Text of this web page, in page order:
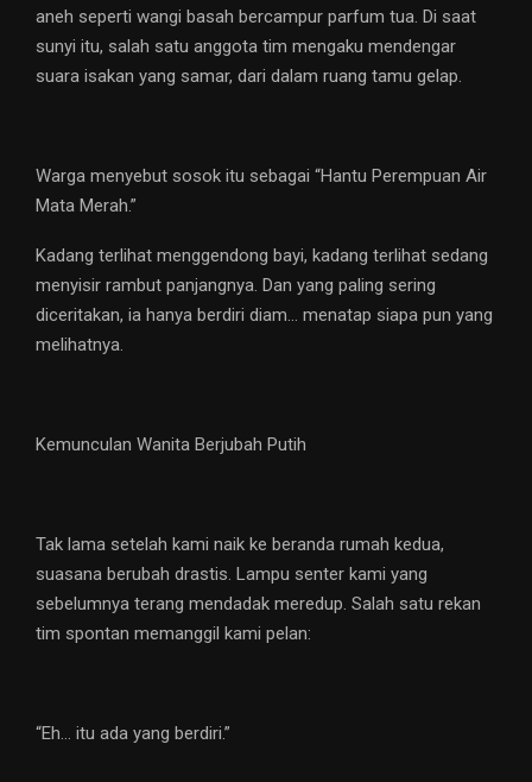
aneh seperti wangi basah bercampur parfum tua. Di saat
sunyi itu, salah satu anggota tim mengaku mendengar
suara isakan yang samar, dari dalam ruang tamu gelap.
Warga menyebut sosok itu sebagai “Hantu Perempuan Air
Mata Merah.”
Kadang terlihat menggendong bayi, kadang terlihat sedang
menyisir rambut panjangnya. Dan yang paling sering
diceritakan, ia hanya berdiri diam… menatap siapa pun yang
melihatnya.
Kemunculan Wanita Berjubah Putih
Tak lama setelah kami naik ke beranda rumah kedua,
suasana berubah drastis. Lampu senter kami yang
sebelumnya terang mendadak meredup. Salah satu rekan
tim spontan memanggil kami pelan:
“Eh… itu ada yang berdiri.”